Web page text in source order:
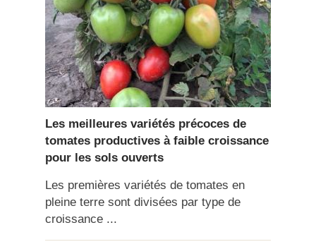
Les meilleures variétés précoces de
tomates productives à faible croissance
pour les sols ouverts
Les premières variétés de tomates en
pleine terre sont divisées par type de
croissance ...